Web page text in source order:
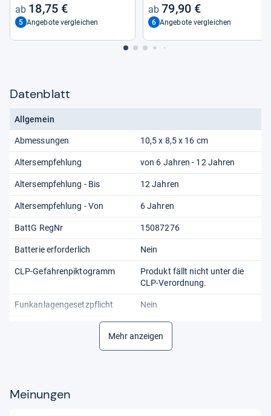
boob­le­head small
18,75 €
5 Angebote vergleichen
79,90 €
6 Angebote vergleichen
Datenblatt
Allgemein
Abmessungen 10,5 x 8,5 x 16 cm
Altersempfehlung von 6 Jahren - 12 Jahren
Altersempfehlung - Bis 12 Jahren
Altersempfehlung - Von 6 Jahren
BattG RegNr 15087276
Batterie erforderlich Nein
CLP-Gefahrenpiktogramm
Produkt fällt nicht unter die
CLP-Verordnung.
Funkanlagengesetzpflicht Nein
Gewicht inkl. Verpackung
70829
Hersteller-Artikelnummer
Mehr anzeigen
Meinungen